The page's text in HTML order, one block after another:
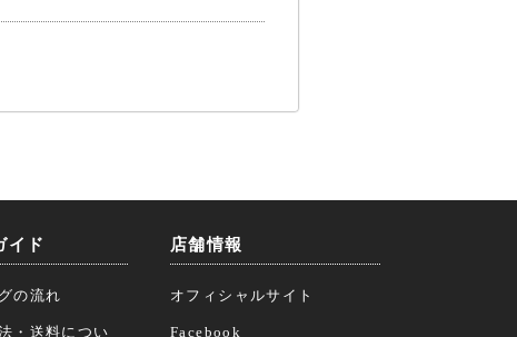
イド
の流れ
・送料につい
店舗情報
オフィシャルサイト
Facebook